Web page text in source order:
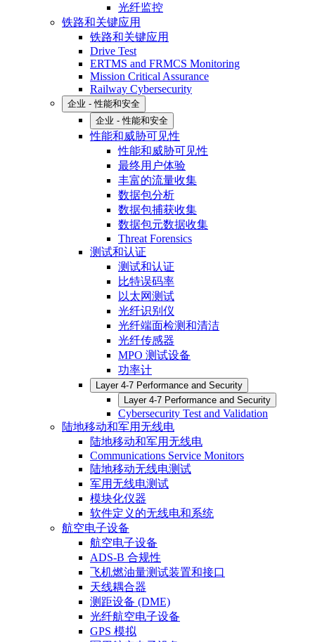
光纤监控
铁路和关键应用
铁路和关键应用
Drive Test
ERTMS and FRMCS Monitoring
Mission Critical Assurance
Railway Cybersecurity
企业 - 性能和安全
企业 - 性能和安全
性能和威胁可见性
性能和威胁可见性
最终用户体验
丰富的流量收集
数据包分析
数据包捕获收集
数据包元数据收集
Threat Forensics
测试和认证
测试和认证
比特误码率
以太网测试
光纤识别仪
光纤端面检测和清洁
光纤传感器
MPO 测试设备
功率计
Layer 4-7 Performance and Security
Layer 4-7 Performance and Security
Cybersecurity Test and Validation
陆地移动和军用无线电
陆地移动和军用无线电
Communications Service Monitors
陆地移动无线电测试
军用无线电测试
模块化仪器
软件定义的无线电和系统
航空电子设备
航空电子设备
ADS-B 合规性
飞机燃油量测试装置和接口
天线耦合器
测距设备 (DME)
光纤航空电子设备
GPS 模拟